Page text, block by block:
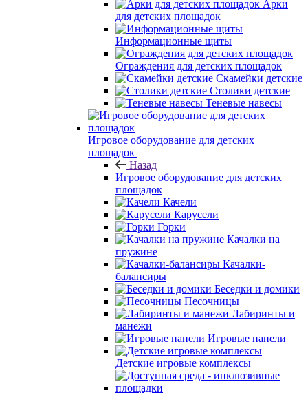
Арки
для детских площадок
Информационные щиты
Ограждения для детских площадок
Скамейки детские
Столики детские
Теневые навесы
Игровое оборудование для детских
площадок
Назад
Игровое оборудование для детских
площадок
Качели
Карусели
Горки
Качалки на
пружине
Качалки-
балансиры
Беседки и домики
Песочницы
Лабиринты и
манежи
Игровые панели
Детские игровые комплексы